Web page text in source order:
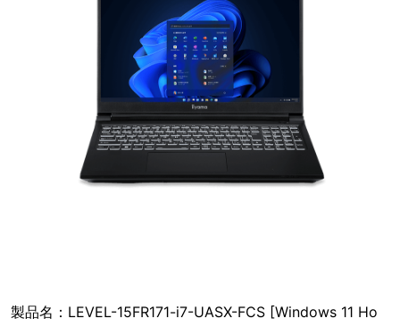
製品名：LEVEL-15FR171-i7-UASX-FCS [Windows 11 Ho